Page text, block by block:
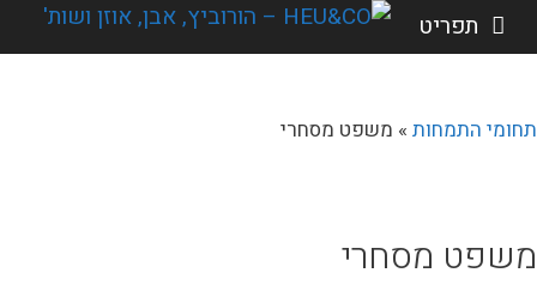
תפריט
תחומי התמחות » משפט מסחרי
משפט מסחרי